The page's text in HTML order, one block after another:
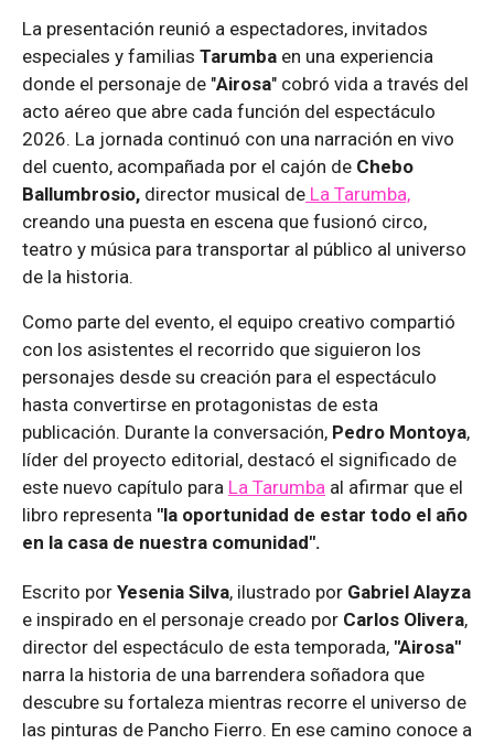
La presentación reunió a espectadores, invitados
especiales y familias Tarumba en una experiencia
donde el personaje de "Airosa" cobró vida a través del
acto aéreo que abre cada función del espectáculo
2026. La jornada continuó con una narración en vivo
del cuento, acompañada por el cajón de Chebo
Ballumbrosio, director musical de La Tarumba,
creando una puesta en escena que fusionó circo,
teatro y música para transportar al público al universo
de la historia.
Como parte del evento, el equipo creativo compartió
con los asistentes el recorrido que siguieron los
personajes desde su creación para el espectáculo
hasta convertirse en protagonistas de esta
publicación. Durante la conversación, Pedro Montoya,
líder del proyecto editorial, destacó el significado de
este nuevo capítulo para La Tarumba al afirmar que el
libro representa "la oportunidad de estar todo el año
en la casa de nuestra comunidad".
Escrito por Yesenia Silva, ilustrado por Gabriel Alayza
e inspirado en el personaje creado por Carlos Olivera,
director del espectáculo de esta temporada, "Airosa"
narra la historia de una barrendera soñadora que
descubre su fortaleza mientras recorre el universo de
las pinturas de Pancho Fierro. En ese camino conoce a